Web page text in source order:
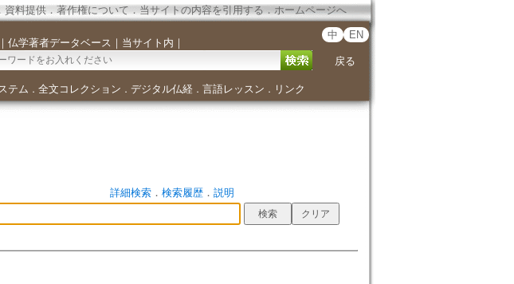
資料提供． 著作権について．当サイトの内容を引用する ． ホームページへ
｜ 仏学著者データベース ｜ 当サイト内 ｜
中 EN
戻る
テム ． 全文コレクション ． デジタル仏経． 言語レッスン ． リンク
詳細検索． 検索履歴． 説明